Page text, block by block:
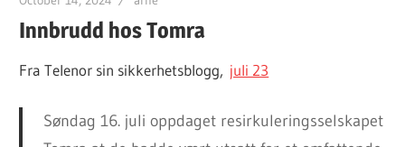
Innbrudd hos Tomra
Fra Telenor sin sikkerhetsblogg, juli 23
Søndag 16. juli oppdaget resirkuleringsselskapet